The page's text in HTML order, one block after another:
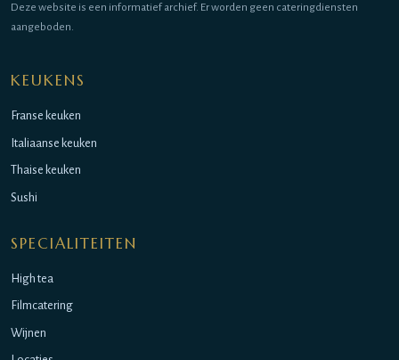
Deze website is een informatief archief. Er worden geen cateringdiensten
aangeboden.
KEUKENS
Franse keuken
Italiaanse keuken
Thaise keuken
Sushi
SPECIALITEITEN
High tea
Filmcatering
Wijnen